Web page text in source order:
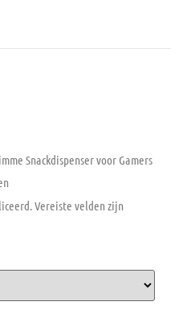
Snackdispenser voor Gamers
Vereiste velden zijn